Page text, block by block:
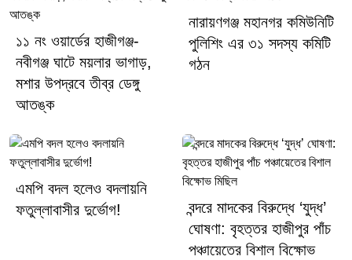
জনবলের উপস্থিতি নিশ্চিত করা, যাতে যেকোনো মুমূর্ষু রোগীকে তাৎক্ষণিক
জীবনরক্ষাকারী চিকিৎসা প্রদান করা যায়।
১১ নং ওয়ার্ডের হাজীগঞ্জ-
নবীগঞ্জ ঘাটে ময়লার ভাগাড়,
মশার উপদ্রবে তীব্র ডেঙ্গু
আতঙ্ক
নারায়ণগঞ্জ মহানগর কমিউনিটি
পুলিশিং এর ৩১ সদস্য কমিটি
গঠন
এমপি বদল হলেও বদলায়নি
ফতুল্লাবাসীর দুর্ভোগ!
বন্দরে মাদকের বিরুদ্ধে ‘যুদ্ধ’
ঘোষণা: বৃহত্তর হাজীপুর পাঁচ
পঞ্চায়েতের বিশাল বিক্ষোভ